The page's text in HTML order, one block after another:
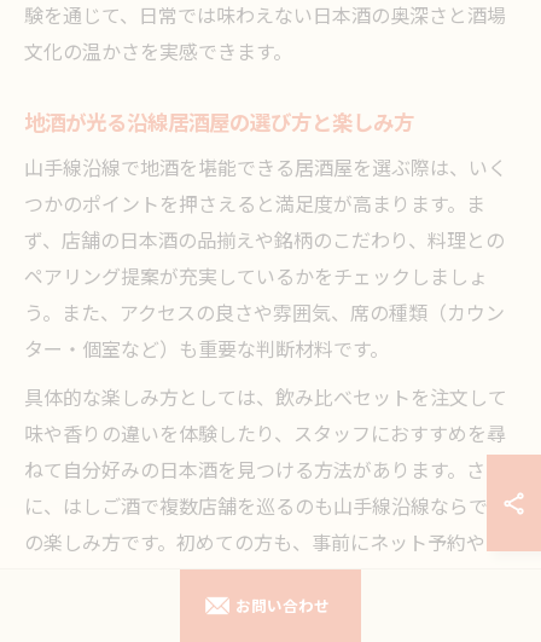
験を通じて、日常では味わえない日本酒の奥深さと酒場
文化の温かさを実感できます。
地酒が光る沿線居酒屋の選び方と楽しみ方
山手線沿線で地酒を堪能できる居酒屋を選ぶ際は、いく
つかのポイントを押さえると満足度が高まります。ま
ず、店舗の日本酒の品揃えや銘柄のこだわり、料理との
ペアリング提案が充実しているかをチェックしましょ
う。また、アクセスの良さや雰囲気、席の種類（カウン
ター・個室など）も重要な判断材料です。
具体的な楽しみ方としては、飲み比べセットを注文して
味や香りの違いを体験したり、スタッフにおすすめを尋
ねて自分好みの日本酒を見つける方法があります。さら
に、はしご酒で複数店舗を巡るのも山手線沿線ならでは
の楽しみ方です。初めての方も、事前にネット予約や口
お問い合わせ